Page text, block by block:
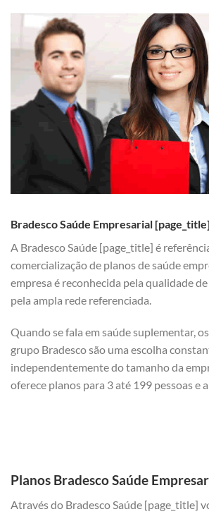
Bradesco Saúde Empresarial [page_title]
A Bradesco Saúde [page_title] é
comercialização de planos de saúde
empresa é reconhecida pela qualidade
pela ampla rede referenciada.
Quando se fala em saúde suplementar,
grupo Bradesco são uma escolha
independentemente do tamanho da
oferece planos para 3 até 199 pessoas e
Planos Bradesco Saúde
Através do Bradesco Saúde [page_title]